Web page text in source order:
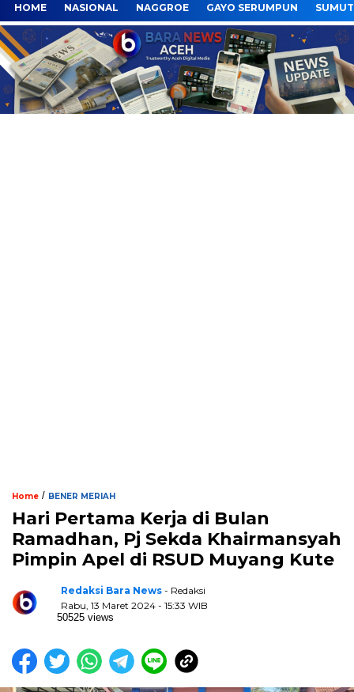
HOME NASIONAL NAGGROE GAYO SERUMPUN SUMUT
Home / BENER MERIAH
Hari Pertama Kerja di Bulan
Ramadhan, Pj Sekda Khairmansyah
Pimpin Apel di RSUD Muyang Kute
Redaksi Bara News - Redaksi
Rabu, 13 Maret 2024 - 15:33 WIB
50525 views